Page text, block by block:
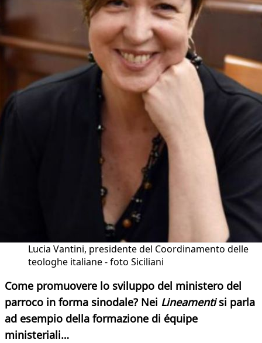
Lucia Vantini, presidente del Coordinamento delle
teologhe italiane - foto Siciliani
Come promuovere lo sviluppo del ministero del
parroco in forma sinodale? Nei Lineamentisi parla
ad esempio della formazione di équipe
ministeriali…